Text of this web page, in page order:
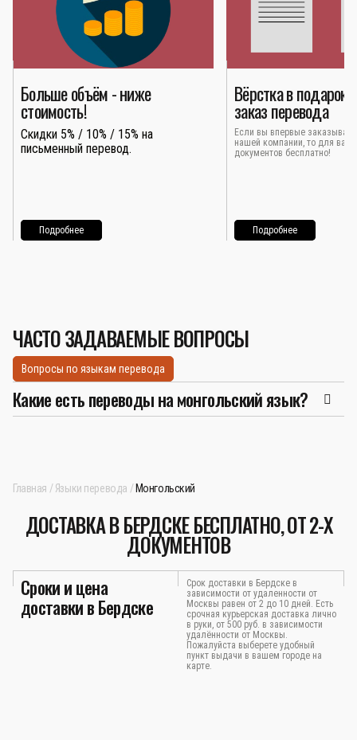
Больше объём - ниже
стоимость!
Скидки 5% / 10% / 15% на
письменный перевод.
Подробнее
Вёрстка в подарок
заказ перевода
Если вы впервые
нашей компании, то для вас
документов бесплатно!
Подробнее
ЧАСТО ЗАДАВАЕМЫЕ ВОПРОСЫ
Вопросы по языкам перевода
Какие есть переводы на монгольский язык?
Главная Языки перевода Монгольский
ДОСТАВКА В БЕРДСКЕ БЕСПЛАТНО, ОТ 2-Х
ДОКУМЕНТОВ
Сроки и цена
доставки в Бердске
Срок доставки в Бердске в
зависимости от удаленности от
Москвы равен от 2 до 10 дней. Есть
срочная курьерская доставка лично
в руки, от 500 руб. в зависимости
удалённости от Москвы.
Пожалуйста выберете удобный
пункт выдачи в вашем городе на
карте.